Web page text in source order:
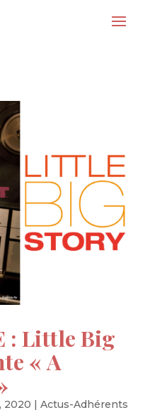
: Little Big
« A
2020 | Actus-Adhérents